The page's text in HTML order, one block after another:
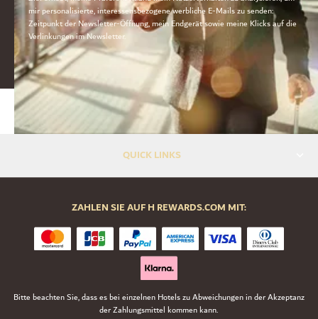
mir personalisierte, interessensbezogene werbliche E-Mails zu senden:
Zeitpunkt der Newsletter-Öffnung, mein Endgerät sowie meine Klicks auf die
Verlinkungen im Newsletter.
QUICK LINKS
ZAHLEN SIE AUF H REWARDS.COM MIT:
Bitte beachten Sie, dass es bei einzelnen Hotels zu Abweichungen in der Akzeptanz
der Zahlungsmittel kommen kann.